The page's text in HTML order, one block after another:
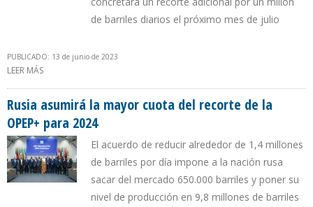
de barriles diarios el próximo mes de julio
PUBLICADO: 13 de junio de 2023
LEER MÁS
Rusia asumirá la mayor cuota del recorte de la
OPEP+ para 2024
El acuerdo de reducir alrededor de 1,4 millones
de barriles por día impone a la nación rusa
sacar del mercado 650.000 barriles y poner su
nivel de producción en 9,8 millones de barriles